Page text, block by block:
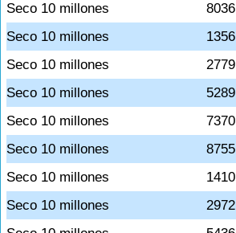
Seco 10 millones
8036
Seco 10 millones
1356
Seco 10 millones
2779
Seco 10 millones
5289
Seco 10 millones
7370
Seco 10 millones
8755
Seco 10 millones
1410
Seco 10 millones
2972